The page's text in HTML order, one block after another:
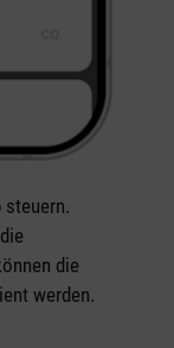
steuern.
die
werden.